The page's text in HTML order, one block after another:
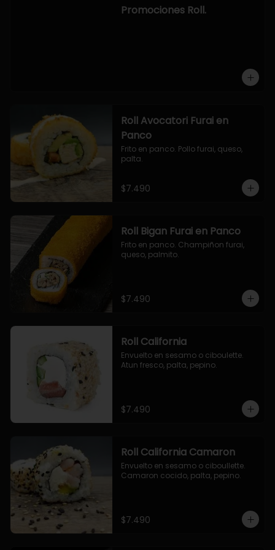
OPCION2:
- salmon, queso, palta, envuelto en
Promociones Roll.
Roll Avocatori Furai en
Panco
Frito en panco. Pollo furai, queso,
palta.
$7.490
Roll Bigan Furai en Panco
Frito en panco. Champiñon furai,
queso, palmito.
$7.490
Roll California
Envuelto en sesamo o ciboulette.
Atun fresco, palta, pepino.
$7.490
Roll California Camaron
Envuelto en sesamo o ciboullette.
Camaron cocido, palta, pepino.
$7.490